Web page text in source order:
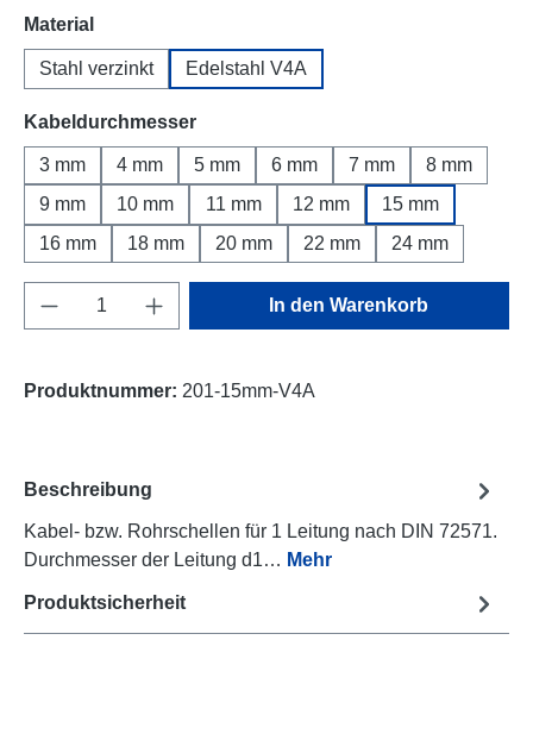
Materialauswählen
Stahl verzinkt Edelstahl V4A
Kabeldurchmesserauswählen
3 mm 4 mm 5 mm 6 mm 7 mm
8 mm
9 mm
10 mm 11 mm 12 mm
15 mm
16 mm
18 mm 20 mm 22 mm 24 mm
Produkt Anzahl: Gib den gewünschten
In den Warenkorb
Produktnummer: 201-15mm-V4A
Beschreibung
Kabel- bzw. Rohrschellen für 1 Leitung nach DIN 72571.
Durchmesser der Leitung d1… Mehr
Produktsicherheit